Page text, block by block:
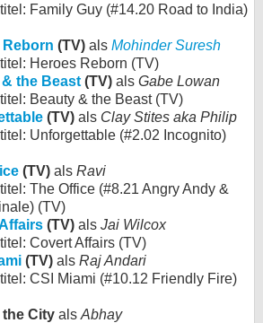
Family Guy (#14.20 Road to India)
Reborn (TV) als Mohinder Suresh
Heroes Reborn (TV)
the Beast (TV) als Gabe Lowan
Beauty & the Beast (TV)
(TV) als Clay Stites aka Philip
Unforgettable (#2.02 Incognito)
(TV) als Ravi
The Office (#8.21 Angry Andy &
(TV)
(TV) als Jai Wilcox
Covert Affairs (TV)
(TV) als Raj Andari
CSI Miami (#10.12 Friendly Fire)
City als Abhay